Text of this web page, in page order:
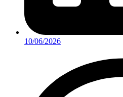
10/06/2026